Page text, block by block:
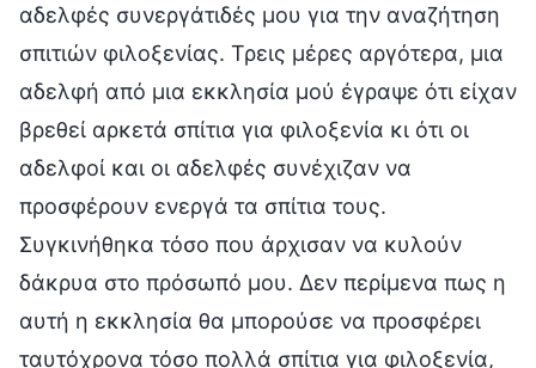
αδελφές συνεργάτιδές μου για την αναζήτηση
σπιτιών φιλοξενίας. Τρεις μέρες αργότερα, μια
αδελφή από μια εκκλησία μού έγραψε ότι είχαν
βρεθεί αρκετά σπίτια για φιλοξενία κι ότι οι
αδελφοί και οι αδελφές συνέχιζαν να
προσφέρουν ενεργά τα σπίτια τους.
Συγκινήθηκα τόσο που άρχισαν να κυλούν
δάκρυα στο πρόσωπό μου. Δεν περίμενα πως η
αυτή η εκκλησία θα μπορούσε να προσφέρει
ταυτόχρονα τόσο πολλά σπίτια για φιλοξενία,